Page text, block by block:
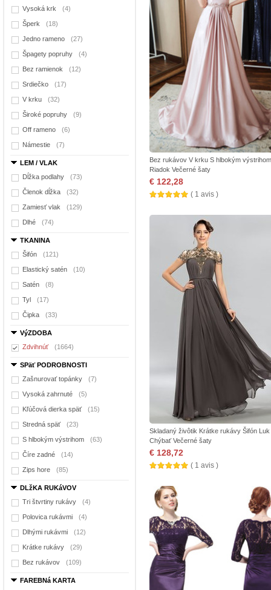
Vysoká krk (4)
Šperk (18)
Jedno rameno (27)
Špagety popruhy (4)
Bez ramienok (12)
Srdiečko (17)
V krku (32)
Široké popruhy (9)
Off rameno (6)
Námestie (7)
LEM / VLAK
Dĺžka podlahy
(73)
Členok dĺžka (32)
Zamiesť vlak (129)
Dlhé (74)
TKANINA
Šifón
(121)
Elastický satén (10)
Satén (8)
Tyl (17)
Čipka (33)
VýZDOBA
Zdvihnúť
(1664)
SPäť PODROBNOSTI
Zašnurovať topánky
(7)
Vysoká zahrnuté (5)
Kľúčová dierka späť (15)
Stredná späť (23)
S hlbokým výstrihom (63)
Číre zadné (14)
Zips hore (85)
DLžKA RUKáVOV
Tri štvrtiny rukávy
(4)
Polovica rukávmi (4)
Dlhými rukávmi (12)
Krátke rukávy (29)
Bez rukávov (109)
FAREBNá KARTA
Bez rukávov V krku S hlbokým
Riadok Večerné šaty
€ 122,28
( 1 avis )
Skladaný živôtik Krátke rukávy Šifón Luk
Chýbať Večerné šaty
€ 128,72
( 1 avis )